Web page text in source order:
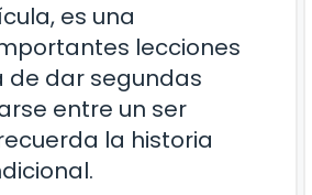
es una
lecciones
de dar segundas
entre un ser
la historia